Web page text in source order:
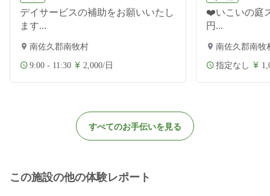
デイサービスの補助をお願いいたし
ます...
南佐久郡南牧村
9:00 - 11:30 2,000/日
❤️いこいの庭
円...
南佐久郡南牧
指定なし
すべてのお手伝いを見る
この施設の他の体験レポート